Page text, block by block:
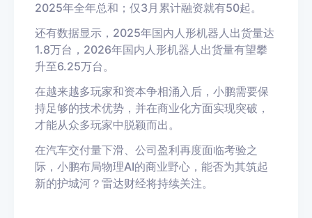
2025年全年总和；仅3月累计融资就有50起。
还有数据显示，2025年国内人形机器人出货量达
1.8万台，2026年国内人形机器人出货量有望攀
升至6.25万台。
在越来越多玩家和资本争相涌入后，小鹏需要保
持足够的技术优势，并在商业化方面实现突破，
才能从众多玩家中脱颖而出。
在汽车交付量下滑、公司盈利再度面临考验之
际，小鹏布局物理AI的商业野心，能否为其筑起
新的护城河？雷达财经将持续关注。